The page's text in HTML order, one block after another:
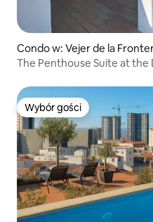
Condo w: Vejer de la
The Penthouse Suite at the
Wybór gości
Wybór gości